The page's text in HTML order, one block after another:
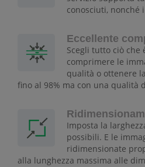
conosciuti, nonché
Eccellente
Scegli tutto ciò che
comprimere le
qualità o ottenere
fino al 98% ma con una qualità
Imposta la
possibili. E le
ridimensionate
alla lunghezza massima alle